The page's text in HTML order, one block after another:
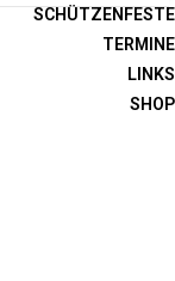
SCHÜTZENFESTE
TERMINE
LINKS
SHOP